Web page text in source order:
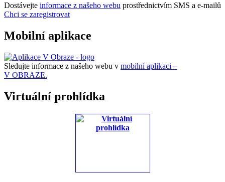
Dostávejte informace z našeho webu prostřednictvím SMS a e-mailů
Chci se zaregistrovat
Mobilní aplikace
Sledujte informace z našeho webu v mobilní aplikaci –
V OBRAZE.
Virtuální prohlídka